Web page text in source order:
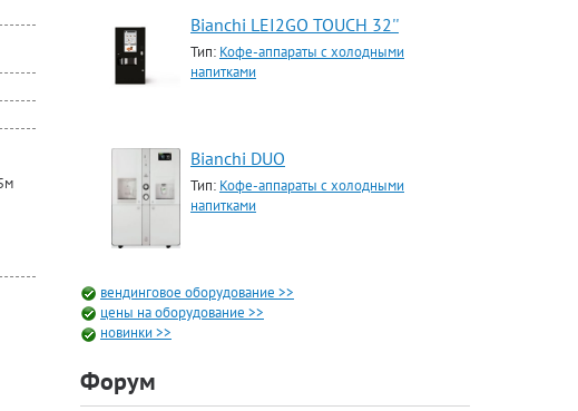
Bianchi LEI2GO TOUCH 32''
Тип: Кофе-аппараты с холодными
напитками
Bianchi DUO
Тип: Кофе-аппараты с холодными
напитками
вендинговое оборудование >>
цены на оборудование >>
новинки >>
Форум